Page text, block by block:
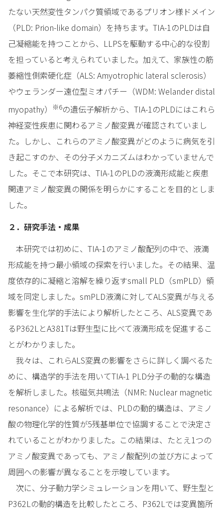
たない天然変性タンパク質領域であるプリオン様ドメイン
（PLD: Prion-like domain）を持ちます。TIA-1のPLDは自
己凝縮能を持つことから、LLPSを駆動する中心的な役割
を担っていると考えられていました。加えて、家族性の筋
萎縮性側索硬化症（ALS: Amyotrophic lateral sclerosis）
やウェランダー遠位型ミオパチー（WDM: Welander distal
myopathy）
※6の遺伝子解析から、TIA-1のPLDにはこれら
神経変性疾患に関わるアミノ酸変異が確認されていまし
た。しかし、これらのアミノ酸変異がどのように病気を引
き起こすのか、その分子メカニズムはわかっていませんで
した。そこで本研究は、TIA-1のPLDの液滴形成能と疾患
関連アミノ酸変異の関係を明らかにすることを目的としま
した。
２．研究手法・成果
本研究では初めに、TIA-1のアミノ酸配列の中で、液滴
形成能を持つ最小領域の探索を行いました。その結果、温
度依存的に凝縮と溶解を繰り返すsmall PLD（smPLD）領
域を同定しました。smPLD液滴に対してALS変異が与える
影響を生化学的手法により解析したところ、ALS変異であ
るP362LとA381Tは野生型に比べて液滴形成を促進するこ
とがわかりました。
我々は、これらALS変異の影響をさらに詳しく調べるた
めに、構造学的手法を用いてTIA-1 PLD分子の動的な構造
を解析しました。核磁気共鳴法（NMR: Nuclear magnetic
resonance）による解析では、PLDの動的構造は、アミノ
酸の物理化学的性質が5残基単位で協調することで決定さ
れていることがわかりました。この結果は、たとえ1つの
アミノ酸変異であっても、アミノ酸配列の並び方によって
周囲への影響が異なることを示唆しています。
次に、分子動力学シミュレーションを用いて、野生型と
P362Lの動的構造を比較したところ、P362Lでは変異箇所